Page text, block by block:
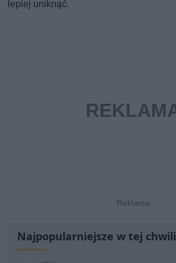
lepiej uniknąć.
Najpopularniejsze w tej chwili